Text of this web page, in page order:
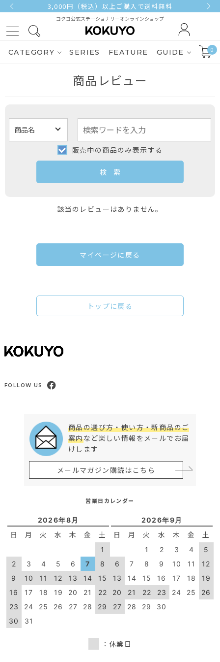
3,000円（税込）以上ご購入で送料無料
コクヨ公式ステーショナリーオンラインショップ
CATEGORY SERIES FEATURE GUIDE 0
商品レビュー
販売中の商品のみ表示する
該当のレビューはありません。
マイページに戻る
トップに戻る
FOLLOW US
商品の選び方・使い方・新商品のご
案内など楽しい情報をメールでお届
けします
メールマガジン購読はこちら
営業日カレンダー
2026年8月
日 月 火 水 木 金 土
1
2
3 4 5 6 7
8
9
10 11 12 13 14
15
16
17 18 19 20 21
22
23
24 25 26 27 28
29
30
31
2026年9月
日 月 火 水 木 金 土
1 2 3 4
5
6
7 8 9 10 11
12
13
14 15 16 17 18
19
20
21 22 23 24 25
26
27
28 29 30
：休業日